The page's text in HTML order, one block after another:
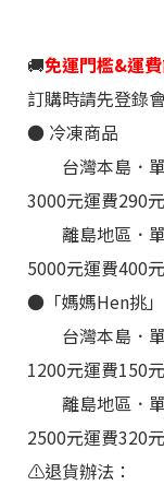
🚚免運門檻&運
訂購時請先登錄
● 冷凍商品
台灣本島．單
3000元運費290
離島地區 ．
5000元運費400
● 「媽媽Hen挑」
台灣本島 ．
1200元運費150
離島地區 ．
2500元運費320
⚠️退貨辦法：